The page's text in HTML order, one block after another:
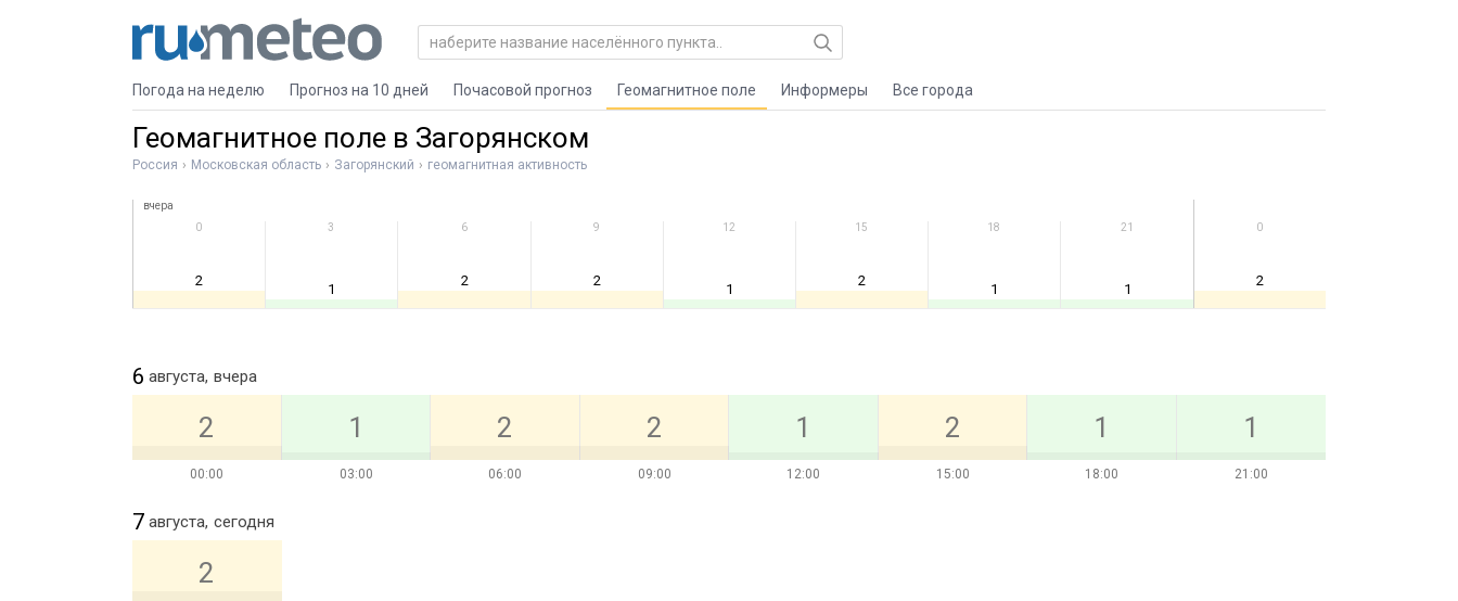
Погода на неделю Прогноз на 10 дней Почасовой прогноз Геомагнитное поле Информеры Все города
Геомагнитное поле в Загорянском
Россия Московская область Загорянский геомагнитная активность
вчера
0
2
3
1
6
2
9
2
12
1
15
2
18
1
21
1
0
2
6 августа, вчера
00:00
2
03:00
1
06:00
2
09:00
2
12:00
1
15:00
2
18:00
1
21:00
1
7 августа, сегодня
2